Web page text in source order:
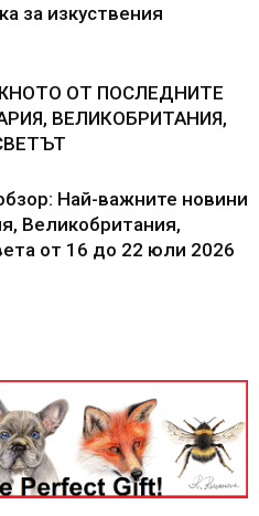
за изкуствения
ОТ ПОСЛЕДНИТЕ
ВЕЛИКОБРИТАНИЯ,
Най-важните новини
Великобритания,
от 16 до 22 юли 2026